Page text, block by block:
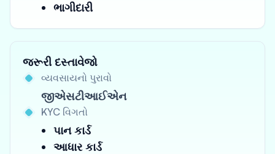
ભાગીદારી
જરૂરી દસ્તાવેજો
વ્યવસાયનો પુરાવો
જીએસટીઆઈએન
KYC વિગતો
પાન કાર્ડ
આધાર કાર્ડ